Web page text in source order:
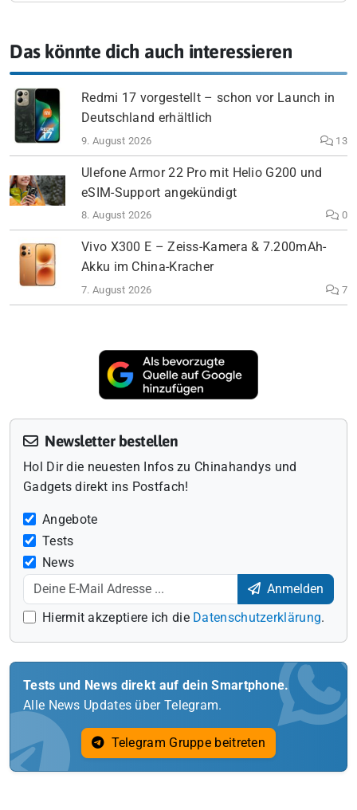
Das könnte dich auch interessieren
Redmi 17 vorgestellt – schon vor Launch in
Deutschland erhältlich
9. August 2026 13
Ulefone Armor 22 Pro mit Helio G200 und
eSIM-Support angekündigt
8. August 2026 0
Vivo X300 E – Zeiss-Kamera & 7.200mAh-
Akku im China-Kracher
7. August 2026 7
Newsletter bestellen
Hol Dir die neuesten Infos zu Chinahandys und
Gadgets direkt ins Postfach!
Angebote
Tests
News
Anmelden
Hiermit akzeptiere ich die Datenschutzerklärung.
Tests und News direkt auf dein Smartphone.
Alle News Updates über Telegram.
Telegram Gruppe beitreten